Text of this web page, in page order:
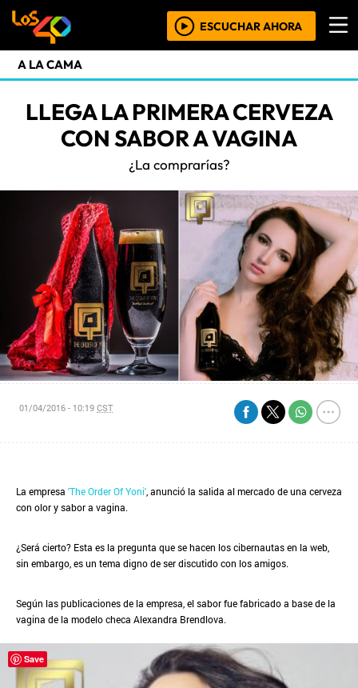
ESCUCHAR AHORA
A LA CAMA
LLEGA LA PRIMERA CERVEZA
CON SABOR A VAGINA
¿La comprarías?
01/04/2016 - 10:19CST
La empresa 'The Order Of Yoni' , anunció la salida al mercado de una cerveza
con olor y sabor a vagina.
¿Será cierto? Esta es la pregunta que se hacen los cibernautas en la web,
sin embargo, es un tema digno de ser discutido con los amigos.
Según las publicaciones de la empresa, el sabor fue fabricado a base de la
vagina de la modelo checa Alexandra Brendlova.
Save